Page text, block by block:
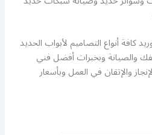
كافة أنواع التصاميم لأبواب الحديد
والصيانة وبخبرات أفضل فني
والإتقان في العمل وبأسعار